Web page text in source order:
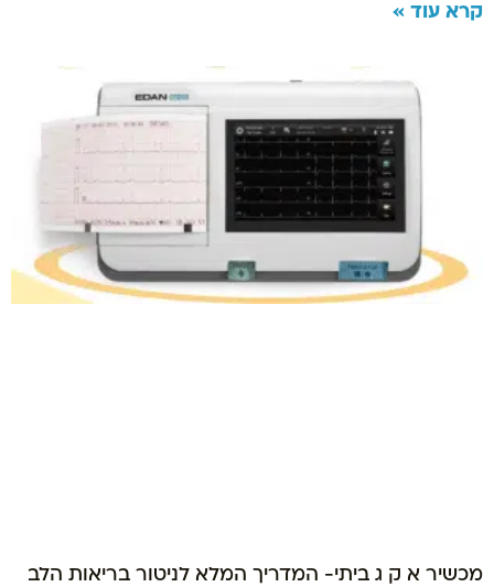
קרא עוד »
מכשיר א ק ג ביתי- המדריך המלא לניטור בריאות הלב